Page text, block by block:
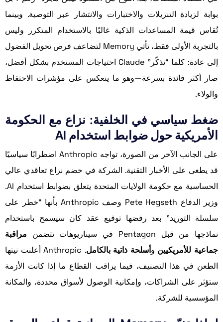
بوابة لزيادة التنزيلات والاختبارات والانتشار عبر التوصية. وبينما
تُقاس قيمة المساعدات الذكية غالبًا بالاستخدام المتكرر وليس
بالتجربة الأولى فقط، تأتي Memory لتضاعف فرص تحويل الفضول
إلى عادة: كلما “تذكّر” Claude احتياجات المستخدم بشكل أفضل،
صار أكثر فائدة بسرعة—وهو ما ينعكس على مؤشرات الاحتفاظ
والولاء.
ضغط سياسي في الخلفية: نزاع مع الحكومة
الأمريكية حول ضوابط استخدام AI
على الجانب الآخر من الصورة، تواجه Anthropic اضطرابًا سياسيًا
قد يطغى على الأخبار التقنية. الشركة في خضم نزاع تعاقدي عالي
الحساسية مع حكومة الولايات المتحدة يتعلق بضوابط استخدام AI.
وزير الدفاع Pete Hegseth وصف Anthropic بأنها “خطر على
سلسلة التوريد” بعد رفضها توقيع عقد كان سيسمح باستخدام
نماذجها من قبل Pentagon في سيناريوهات تتضمن
مراقبة
جماعية للأمريكيين وأسلحة ذاتية بالكامل
. Anthropic أعلنت نيتها
الطعن في هذا التصنيف، فيما يراقب القطاع ما إذا كانت الأزمة
ستؤثر على الشراكات، وإمكانية الوصول لأسواق محددة، والمكانة
المؤسسية للشركة.